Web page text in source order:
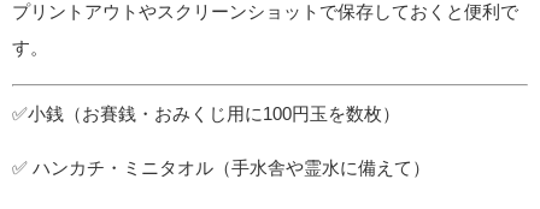
プリントアウトやスクリーンショットで保存しておくと便利で
す。
✅小銭（お賽銭・おみくじ用に100円玉を数枚）
✅ ハンカチ・ミニタオル（手水舎や霊水に備えて）